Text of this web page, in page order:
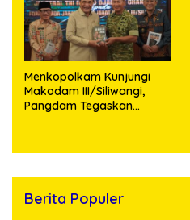
Menkopolkam Kunjungi
Makodam III/Siliwangi,
Pangdam Tegaskan
Berita Populer